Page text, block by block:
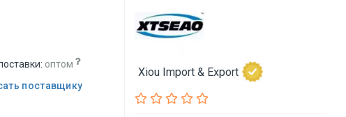
оптом
поставщику
Xiou Import & Export